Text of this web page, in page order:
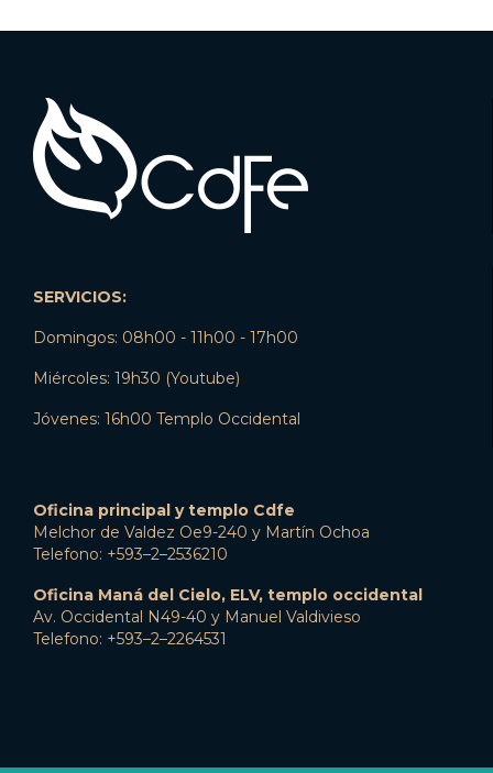
SERVICIOS:
Domingos: 08h00 - 11h00 - 17h00
Miércoles: 19h30 (Youtube)
Jóvenes: 16h00 Templo Occidental
Oficina principal y templo Cdfe
Melchor de Valdez Oe9-240 y Martín Ochoa
Telefono: +593–2–2536210
Oficina Maná del Cielo, ELV, templo occidental
Av. Occidental N49-40 y Manuel Valdivieso
Telefono: +593–2–2264531